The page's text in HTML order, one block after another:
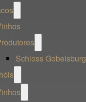
menu
menu
Schloss Gobelsburg
menu